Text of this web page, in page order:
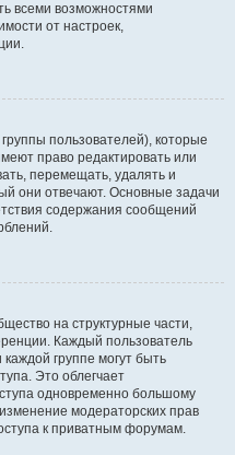
всеми возможностями
от настроек,
пользователей), которые
право редактировать или
перемещать, удалять и
они отвечают. Основные задачи
содержания сообщений
на структурные части,
Каждый пользователь
каждой группе могут быть
Это облегчает
одновременно большому
модераторских прав
к приватным форумам.